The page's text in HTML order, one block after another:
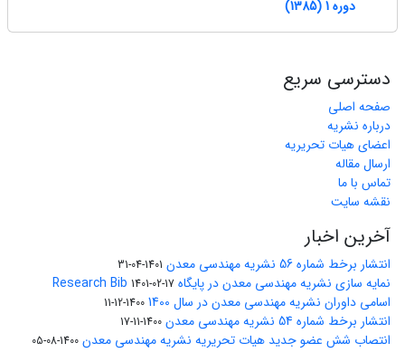
دوره 1 (1385)
دسترسی سریع
صفحه اصلی
درباره نشریه
اعضای هیات تحریریه
ارسال مقاله
تماس با ما
نقشه سایت
آخرین اخبار
انتشار برخط شماره 56 نشریه مهندسی معدن 1401-04-31
نمایه سازی نشریه مهندسی معدن در پایگاه Research Bib 1401-02-17
اسامی داوران نشریه مهندسی معدن در سال 1400 1400-12-11
انتشار برخط شماره 54 نشریه مهندسی معدن 1400-11-17
انتصاب شش عضو جدید هیات تحریریه نشریه مهندسی معدن 1400-08-05